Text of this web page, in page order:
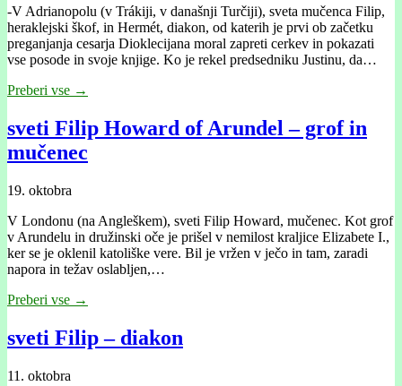
-V Adrianopolu (v Trákiji, v današnji Turčiji), sveta mučenca Filip,
heraklejski škof, in Hermét, diakon, od katerih je prvi ob začetku
preganjanja cesarja Dioklecijana moral zapreti cerkev in pokazati
vse posode in svoje knjige. Ko je rekel predsedniku Justinu, da…
Preberi vse →
sveti Filip Howard of Arundel – grof in
mučenec
19. oktobra
V Londonu (na Angleškem), sveti Filip Howard, mučenec. Kot grof
v Arundelu in družinski oče je prišel v nemilost kraljice Elizabete I.,
ker se je oklenil katoliške vere. Bil je vržen v ječo in tam, zaradi
napora in težav oslabljen,…
Preberi vse →
sveti Filip – diakon
11. oktobra